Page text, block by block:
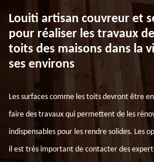
Louiti artisan couvreur et
pour réaliser les travaux
toits des maisons dans la
ses environs
Les surfaces comme les toits devront être
faire des travaux qui permettent de les
indispensables pour les rendre solides. Les
il est très important de contacter des